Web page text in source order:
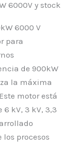
6000V y stock
6000 V
para
de 900kW
la máxima
motor está
kV, 3 kV, 3,3
procesos